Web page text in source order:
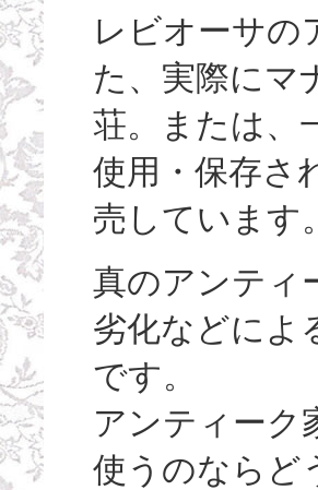
レビオーサの
た、実際にマ
荘。または、
使用・保存さ
売しています。
真のアンティ
劣化などによ
です。
アンティーク
使うのならど